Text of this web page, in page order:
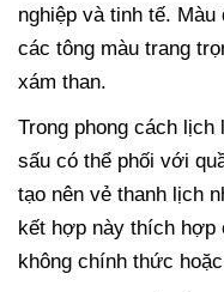
nghiệp và tinh tế.
các tông màu trang
xám than.
Trong phong cách
sấu có thể phối với
tạo nên vẻ thanh lịch
kết hợp này thích hợp
không chính thức